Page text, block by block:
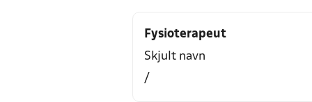
Fysioterapeut
Skjult navn
/